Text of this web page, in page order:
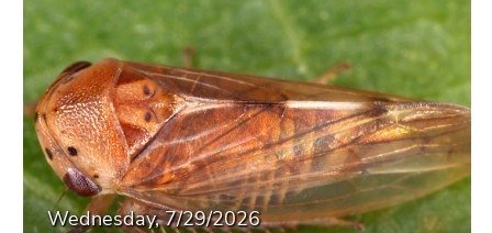
Wednesday, 7/29/2026